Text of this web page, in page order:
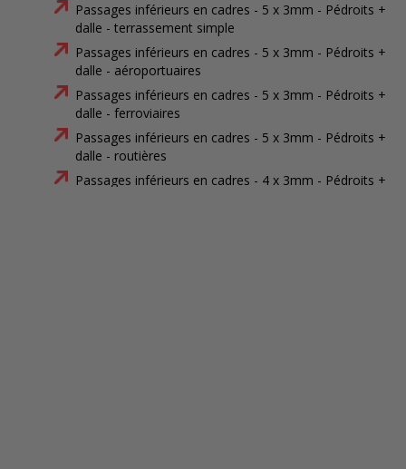
Passages inférieurs en cadres - 5 x 3mm - Pédroits +
dalle - terrassement simple
Passages inférieurs en cadres - 5 x 3mm - Pédroits +
dalle - aéroportuaires
Passages inférieurs en cadres - 5 x 3mm - Pédroits +
dalle - ferroviaires
Passages inférieurs en cadres - 5 x 3mm - Pédroits +
dalle - routières
Passages inférieurs en cadres - 4 x 3mm - Pédroits +